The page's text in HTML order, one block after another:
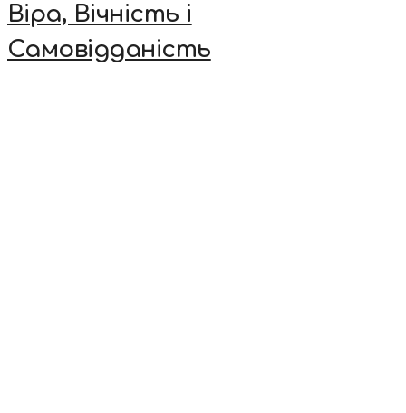
Віра, Вічність і
Самовідданість